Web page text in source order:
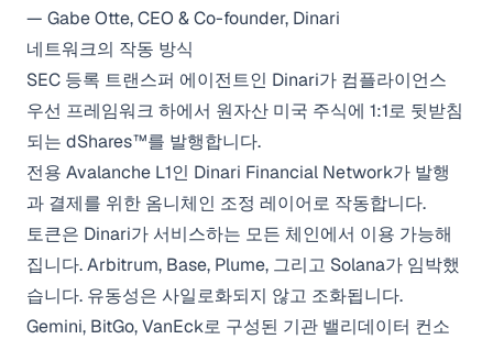
— Gabe Otte, CEO & Co-founder, Dinari
네트워크의 작동 방식
SEC 등록 트랜스퍼 에이전트인 Dinari가 컴플라이언스
우선 프레임워크 하에서 원자산 미국 주식에 1:1로 뒷받침
되는 dShares™를 발행합니다.
전용 Avalanche L1인 Dinari Financial Network가 발행
과 결제를 위한 옴니체인 조정 레이어로 작동합니다.
토큰은 Dinari가 서비스하는 모든 체인에서 이용 가능해
집니다. Arbitrum, Base, Plume, 그리고 Solana가 임박했
습니다. 유동성은 사일로화되지 않고 조화됩니다.
Gemini, BitGo, VanEck로 구성된 기관 밸리데이터 컨소